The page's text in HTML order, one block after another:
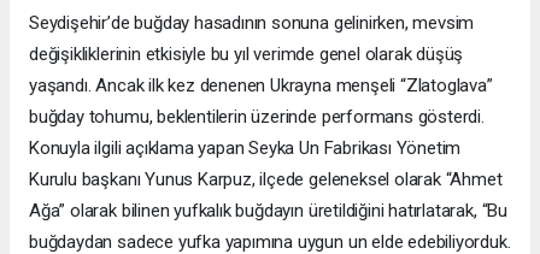
Seydişehir’de buğday hasadının sonuna gelinirken, mevsim
değişikliklerinin etkisiyle bu yıl verimde genel olarak düşüş
yaşandı. Ancak ilk kez denenen Ukrayna menşeli “Zlatoglava”
buğday tohumu, beklentilerin üzerinde performans gösterdi.
Konuyla ilgili açıklama yapan Seyka Un Fabrikası Yönetim
Kurulu başkanı Yunus Karpuz, ilçede geleneksel olarak “Ahmet
Ağa” olarak bilinen yufkalık buğdayın üretildiğini hatırlatarak, “Bu
buğdaydan sadece yufka yapımına uygun un elde edebiliyorduk.